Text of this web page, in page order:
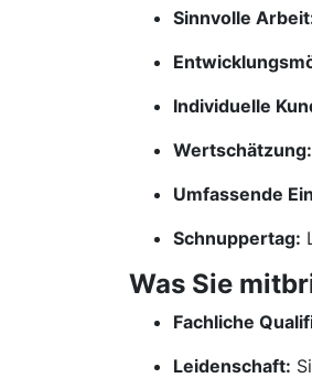
Sinnvolle
Individuelle
Wertschätzung:
Umfassende
Schnuppertag:
Was Sie
Fachliche
Leidenschaft: